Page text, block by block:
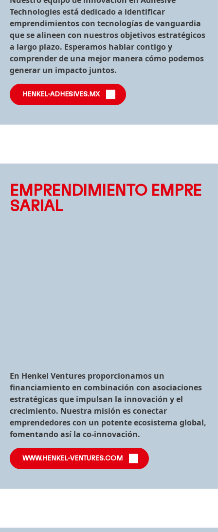
Technologies está dedicado a identificar
emprendimientos con tecnologías de vanguardia
que se alineen con nuestros objetivos estratégicos
a largo plazo. Esperamos hablar contigo y
comprender de una mejor manera cómo podemos
generar un impacto juntos.
HENKEL-ADHESIVES.MX
EMPREN DI MIENTO EMPRE
SARIAL
En Henkel Ventures proporcionamos un
financiamiento en combinación con asociaciones
estratégicas que impulsan la innovación y el
crecimiento. Nuestra misión es conectar
emprendedores con un potente ecosistema global,
fomentando así la co-innovación.
WWW.HENKEL-VENTURES.COM